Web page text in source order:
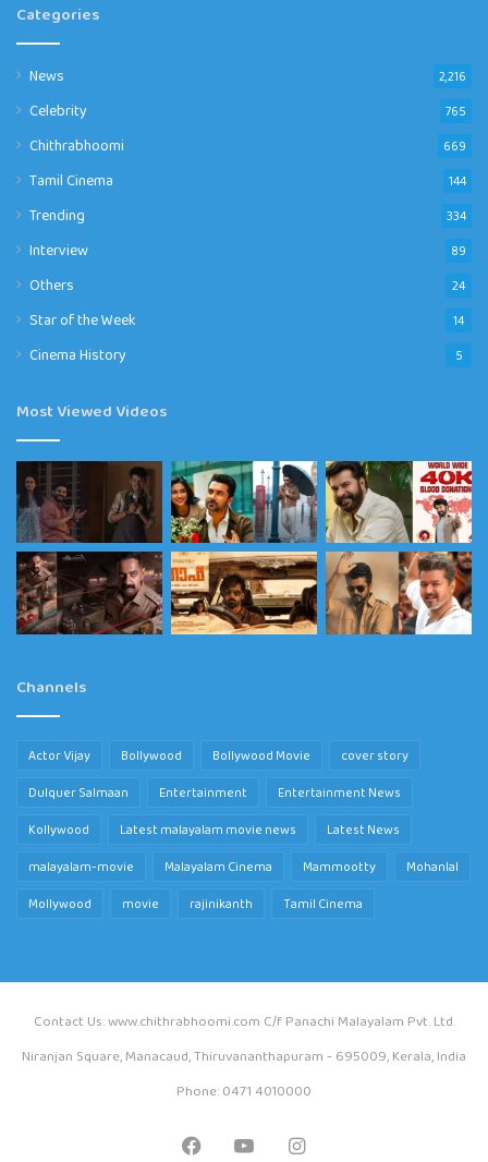
Categories
News 2,216
Celebrity 765
Chithrabhoomi 669
Tamil Cinema 144
Trending 334
Interview 89
Others 24
Star of the Week 14
Cinema History 5
Most Viewed Videos
Channels
Actor Vijay Bollywood Bollywood Movie
cover story
Dulquer Salmaan
Entertainment
Entertainment News
Kollywood
Latest malayalam movie news
Latest News
malayalam-movie
Malayalam Cinema Mammootty
Mohanlal
Mollywood
movie rajinikanth Tamil Cinema
Contact Us: www.chithrabhoomi.com C/f Panachi Malayalam Pvt. Ltd.
Niranjan Square, Manacaud, Thiruvananthapuram - 695009, Kerala, India
Phone: 0471 4010000
FacebookYouTubeInstagram